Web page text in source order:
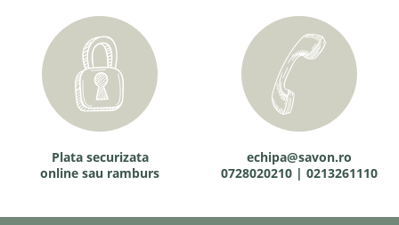
Plata securizata
online sau ramburs
echipa@savon.ro
0728020210 | 0213261110